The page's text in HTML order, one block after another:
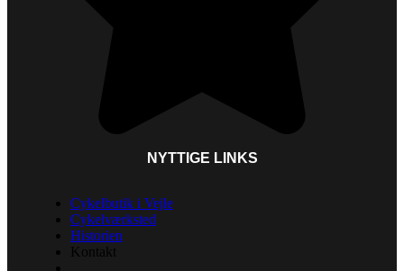
NYTTIGE LINKS
Cykelbutik i Vejle
Cykelværksted
Historien
Kontakt